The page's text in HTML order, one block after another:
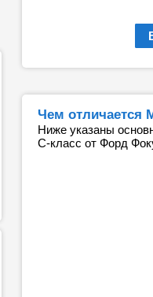
Чем отличается
Ниже указаны
C-класс от Форд